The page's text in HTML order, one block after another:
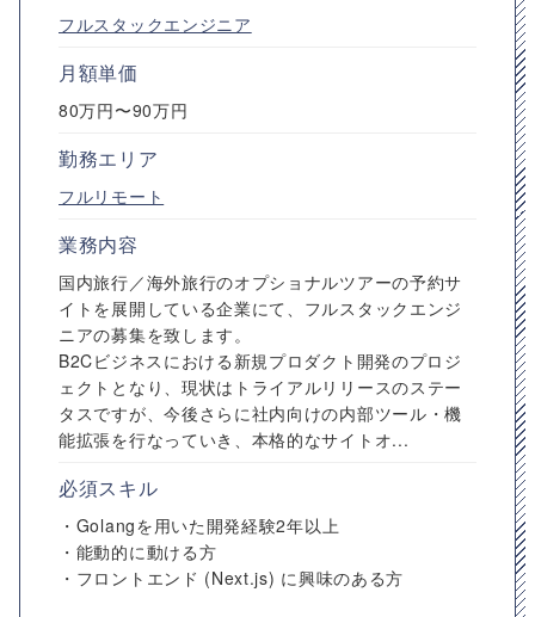
フルスタックエンジニア
月額単価
80万円〜90万円
勤務エリア
フルリモート
業務内容
国内旅行／海外旅行のオプショナルツアーの予約サ
イトを展開している企業にて、フルスタックエンジ
ニアの募集を致します。
B2Cビジネスにおける新規プロダクト開発のプロジ
ェクトとなり、現状はトライアルリリースのステー
タスですが、今後さらに社内向けの内部ツール・機
能拡張を行なっていき、本格的なサイトオ...
必須スキル
・Golangを用いた開発経験2年以上
・能動的に動ける方
・フロントエンド (Next.js) に興味のある方